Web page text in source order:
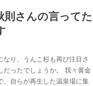
さんの言ってた
り、うんこ杉も再び注目さ
だったでしょうか。 我々黄金
、自らが再生した温泉場に集